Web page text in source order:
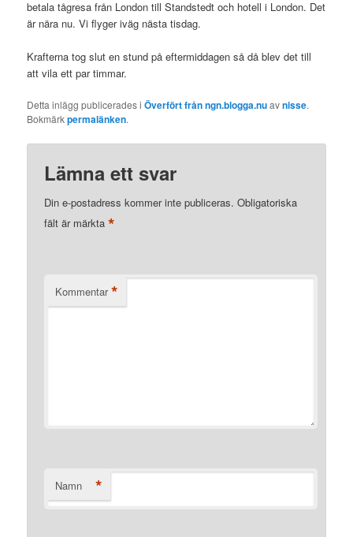
betala tågresa från London till Standstedt och hotell i London. Det
är nära nu. Vi flyger iväg nästa tisdag.
Krafterna tog slut en stund på eftermiddagen så då blev det till
att vila ett par timmar.
Detta inlägg publicerades iÖverfört från ngn.blogga.nuavnisse.
Bokmärkpermalänken.
Lämna ett svar
Din e-postadress kommer inte publiceras. Obligatoriska
fält är märkta*
Kommentar *
Namn *